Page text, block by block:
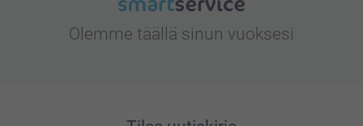
Olemme täällä sinun vuoksesi